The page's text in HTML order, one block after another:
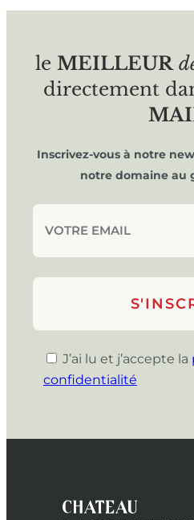
le MEILLEUR
directement
Inscrivez-vous à notre
notre domaine au
J’ai lu et j’accepte la
confidentialité